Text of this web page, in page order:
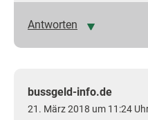
Antworten
bussgeld-info.de
21. März 2018 um 11:24